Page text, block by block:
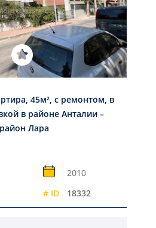
45м², с ремонтом, в
в районе Анталии –
Лара
2010
# ID 18332